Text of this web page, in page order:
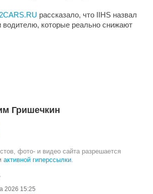
рассказало, что IIHS назвал
которые реально снижают
Гришечкин
фото- и видео сайта разрешается
активной гиперссылки.
2026 15:25